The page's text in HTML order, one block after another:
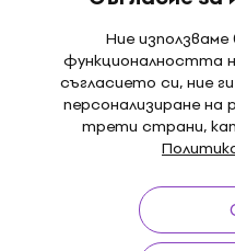
Ние
функционалността
съгласието си, ние
персонализиране на
трети страни,
65 Hz - 16 kHz